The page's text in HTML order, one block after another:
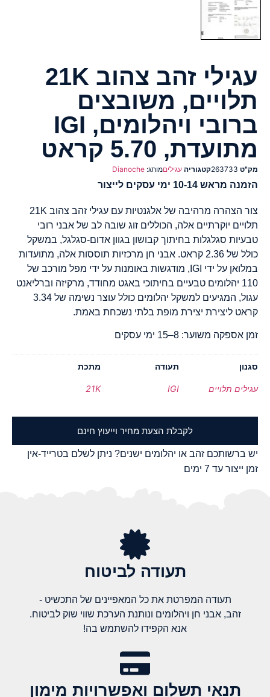
עגילי זהב צהוב 21K
תלויים, משובצים
ברובי ויהלומים, IGI
מתועדת, 5.70 קראט
מק"ט 263733קטגוריה עגיליםמותג: Dianoche
הזמנה מראש 10-14 ימי עסקים לייצור
צור הצהרה מרהיבה של אלגנטיות עם עגילי זהב צהוב 21K
תלויים יוקרתיים אלה, הכוללים זוג שובה לב של אבני רובי
טבעיות סגלגלות בחיתוך קבושון בגוון אדום-סגלגל, במשקל
כולל של 2.36 קראט. אבני חן מרכזיות תוססות אלה, מתועדות
במלואן על ידי IGI, מודגשות באומנות על ידי מפל מורכב של
110 יהלומים טבעיים בחיתוכי באגט מחודד, מרקיזה וברליאנט
עגול, המגיעים למשקל יהלומים כולל עוצר נשימה של 3.34
קראט ליצירת יצירת מופת בלתי נשכחת באמת.
זמן אספקה משוער: 8–15 ימי עסקים
סגנון
עגילים תלויים
תעודה
IGI
מתכת
21K
לקבלת הצעת מחיר וייעוץ חינם
יש ברשותכם זהב או יהלומים ישנים? ניתן לשלם בטרייד-אין
זמן ייצור עד 7 ימים
תעודה לביטוח
תעודה המפרטת את כל המאפיינים של התכשיט -
זהב, אבני חן ויהלומים ונותנת הערכת שווי שוק לביטוח.
אנא הקפידו להשתמש בה!
תנאי תשלום ואפשרויות מימון